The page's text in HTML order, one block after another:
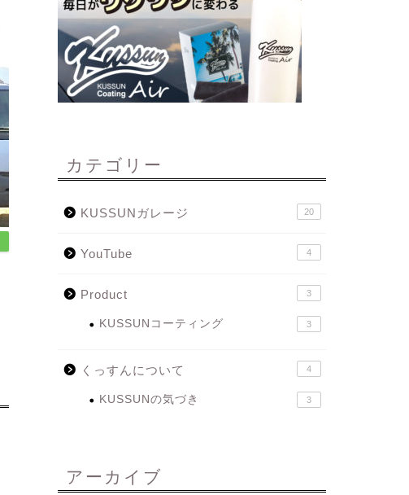
カテゴリー
KUSSUNガレージ 20
YouTube 4
Product 3
KUSSUNコーティング 3
くっすんについて 4
KUSSUNの気づき 3
アーカイブ